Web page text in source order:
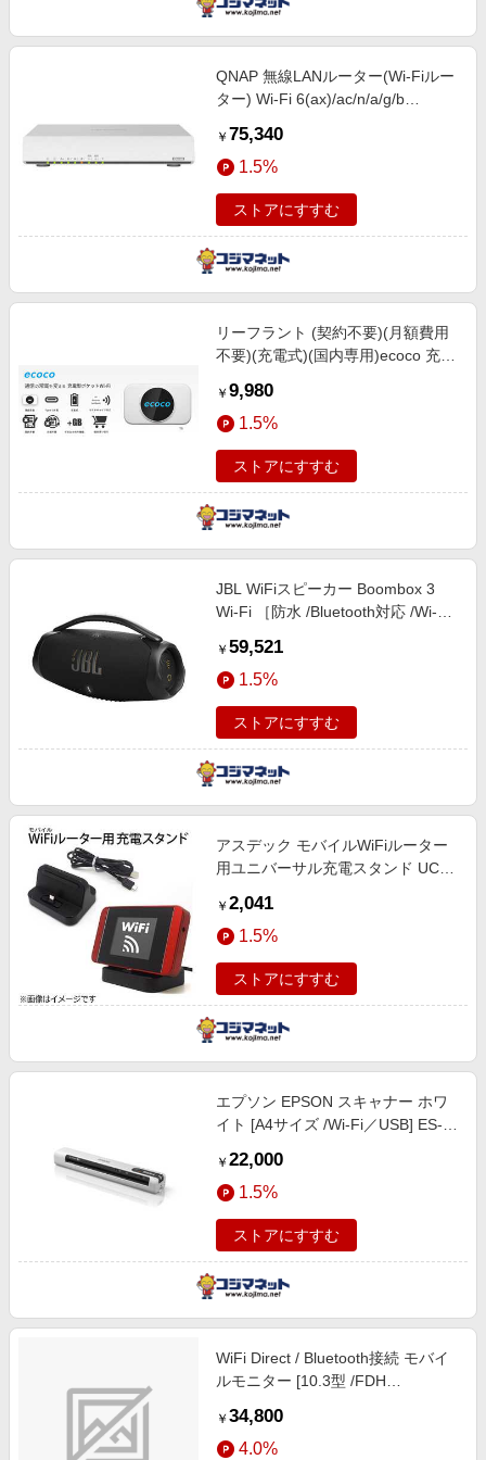
QNAP 無線LANルーター(Wi-Fiルー
ター) Wi-Fi 6(ax)/ac/n/a/g/b
￥ 75,340
1.5%
ストアにすすむ
リーフラント (契約不要)(月額費用
不要)(充電式)(国内専用)ecoco 充電
5GB付 ホワイト T9
￥ 9,980
1.5%
ストアにすすむ
JBL WiFiスピーカー Boombox 3
Wi-Fi ［防水 /Bluetooth対応 /Wi-Fi
￥ 59,521
1.5%
ストアにすすむ
アスデック モバイルWiFiルーター
用ユニバーサル充電スタンド UC-
￥ 2,041
1.5%
ストアにすすむ
エプソン EPSON スキャナー ホワ
イト [A4サイズ /Wi-Fi／USB] ES-
￥ 22,000
1.5%
ストアにすすむ
WiFi Direct / Bluetooth接続 モバイ
ルモニター [10.3型 /FDH
パネル) L-1001JA [ワイド /60Hz]
￥ 34,800
4.0%